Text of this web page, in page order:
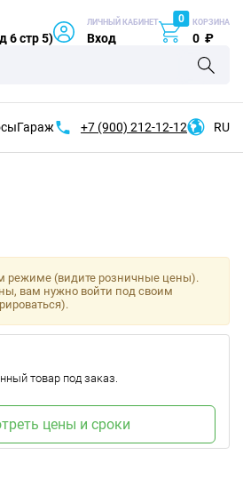
6 стр 5)
ЛИЧНЫЙ КАБИНЕТ
Вход
0 КОРЗИНА
0 ₽
Гараж +7 (900) 212-12-12 RU
режиме (видите розничные цены).
вам нужно войти под своим
товар под заказ.
цены и сроки